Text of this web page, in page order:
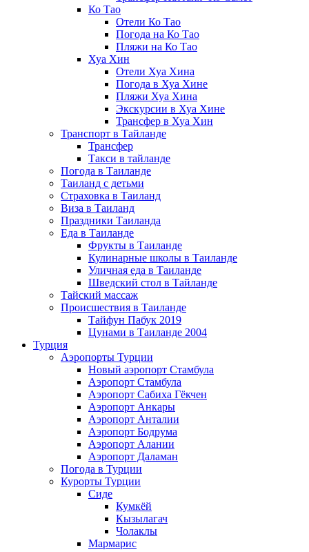
Ко Тао
Отели Ко Тао
Погода на Ко Тао
Пляжи на Ко Тао
Хуа Хин
Отели Хуа Хина
Погода в Хуа Хине
Пляжи Хуа Хина
Экскурсии в Хуа Хине
Трансфер в Хуа Хин
Транспорт в Тайланде
Трансфер
Такси в тайланде
Погода в Таиланде
Таиланд с детьми
Страховка в Таиланд
Виза в Таиланд
Праздники Таиланда
Еда в Таиланде
Фрукты в Таиланде
Кулинарные школы в Таиланде
Уличная еда в Таиланде
Шведский стол в Тайланде
Тайский массаж
Происшествия в Таиланде
Тайфун Пабук 2019
Цунами в Таиланде 2004
Турция
Аэропорты Турции
Новый аэропорт Стамбула
Аэропорт Стамбула
Аэропорт Сабиха Гёкчен
Аэропорт Анкары
Аэропорт Анталии
Аэропорт Бодрума
Аэропорт Алании
Аэропорт Даламан
Погода в Турции
Курорты Турции
Сиде
Кумкёй
Кызылагач
Чолаклы
Мармарис